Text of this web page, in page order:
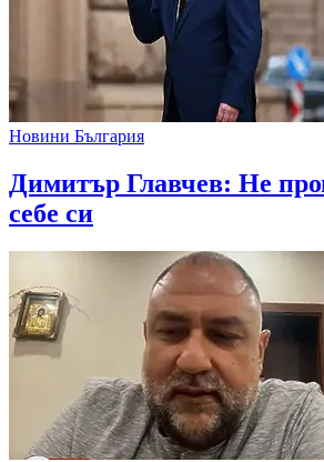
Новини България
Димитър Главчев: Не
себе си